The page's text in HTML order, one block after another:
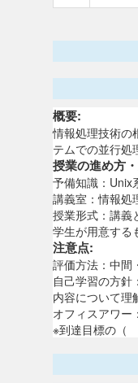
概要:
情報処理技術の
テムでの並行処
授業の進め方
予備知識：Unix
講義室：情報処
授業形式：講義
学生が用意する
注意点:
評価方法：中間
自己学習の方
内容について理
オフィスアワー
※到達目